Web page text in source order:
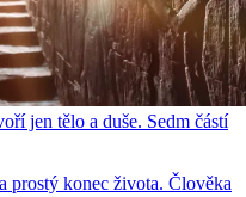
jen tělo a duše. Sedm částí
prostý konec života. Člověka